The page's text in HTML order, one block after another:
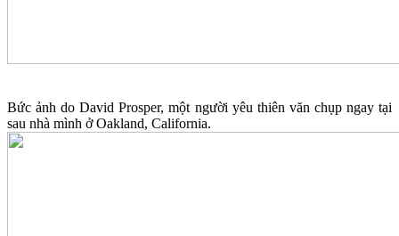
Bức ảnh do David Prosper, một người yêu thiên văn chụp ngay tại
sau nhà mình ở Oakland, California.